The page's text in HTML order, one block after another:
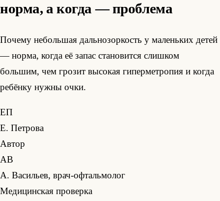
норма, а когда — проблема
Почему небольшая дальнозоркость у маленьких детей
— норма, когда её запас становится слишком
большим, чем грозит высокая гиперметропия и когда
ребёнку нужны очки.
ЕП
Е. Петрова
Автор
АВ
А. Васильев, врач-офтальмолог
Медицинская проверка